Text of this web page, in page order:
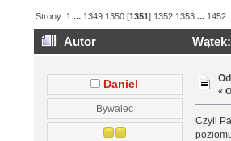
Strony: 1 ... 1349 1350 [1351] 1352 1353 ... 1452
Autor
Daniel
Bywalec
«
Czyli